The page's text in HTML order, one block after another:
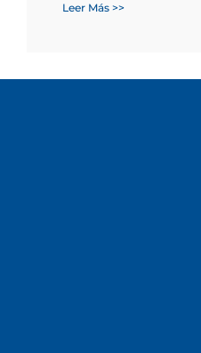
Leer Más >>